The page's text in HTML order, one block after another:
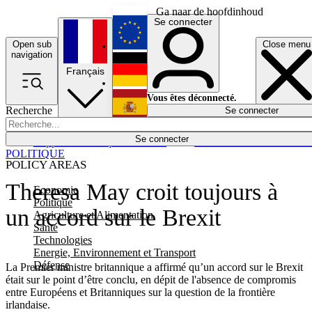
Ga naar de hoofdinhoud
Open sub
navigation
Close menu
Recherche
Se connecter
POLICY AREAS
Economie
Politique
Agriculture et Alimentation
Santé
Technologies
Energie, Environnement et Transport
Défense
Économie
Français
English
Deutsch
Español
Se connecter
Vous êtes déconnecté.
Se connecter
Theresa May croit toujours à
un accord sur le Brexit
La Premier ministre britannique a affirmé qu’un accord sur le Brexit
était sur le point d’être conclu, en dépit de l'absence de compromis
entre Européens et Britanniques sur la question de la frontière
irlandaise.
POLITIQUE